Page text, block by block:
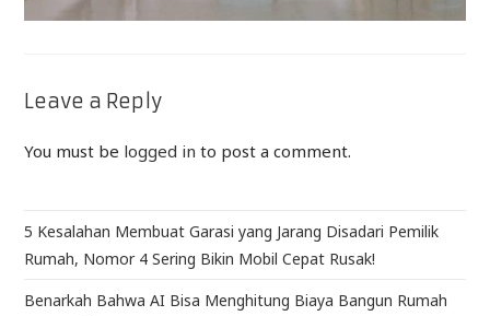
Leave a Reply
You must be logged in to post a comment.
5 Kesalahan Membuat Garasi yang Jarang Disadari Pemilik
Rumah, Nomor 4 Sering Bikin Mobil Cepat Rusak!
Benarkah Bahwa AI Bisa Menghitung Biaya Bangun Rumah